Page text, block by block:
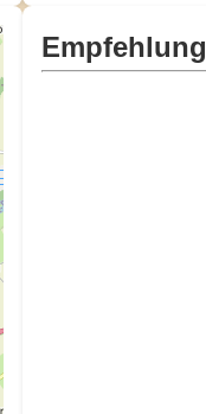
Empfehlung